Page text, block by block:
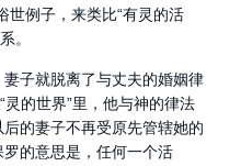
世例子，来类比“有灵的活
。
子就脱离了与丈夫的婚姻律
灵的世界”里，他与神的律法
的妻子不再受原先管辖她的
的意思是，任何一个活